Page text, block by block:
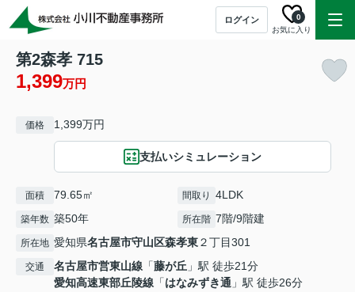
ログイン
お気に入り
0
第2森孝 715
1,399万円
価格 1,399万円
支払いシミュレーション
面積 79.65㎡ 間取り 4LDK
築年数 築50年 所在階 7階/9階建
所在地 愛知県名古屋市守山区森孝東２丁目301
交通 名古屋市営東山線 「藤が丘 」駅 徒歩21分
愛知高速東部丘陵線 「はなみずき通 」駅 徒歩26分